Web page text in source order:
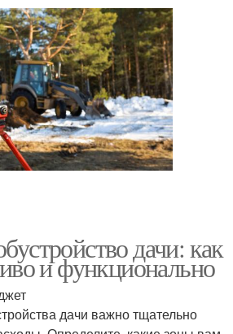
дачи: как
и функционально
дачи важно тщательно